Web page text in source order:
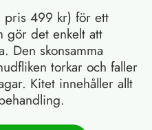
499 kr) för ett
gör det enkelt att
Den skonsamma
torkar och faller
Kitet innehåller allt